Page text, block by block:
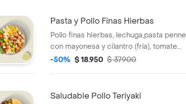
Pasta y Pollo Finas Hierbas
Pollo finas hierbas, lechuga,pasta penne
con mayonesa y cilantro (fría), tomate
cherry, mozzarella, maíz, huevo y salsa
-50% $ 18.950 $ 37.900
Saludable Pollo Teriyaki